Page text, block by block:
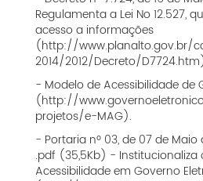
Regulamenta a Lei No 12.527,
acesso a informações
(http://www.planalto.gov.br/
2014/2012/Decreto/
- Modelo de Acessibilidade de
(http://
projetos/e-MAG).
- Portaria nº 03, de 07 de
.pdf (35,5Kb) - Institucionaliza
Acessibilidade em Governo